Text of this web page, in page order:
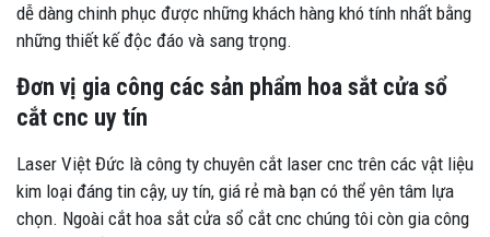
dễ dàng chinh phục được những khách hàng khó tính nhất bằng
những thiết kế độc đáo và sang trọng.
Đơn vị gia công các sản phẩm hoa sắt cửa sổ
cắt cnc uy tín
Laser Việt Đức là công ty chuyên cắt laser cnc trên các vật liệu
kim loại đáng tin cậy, uy tín, giá rẻ mà bạn có thể yên tâm lựa
chọn. Ngoài cắt hoa sắt cửa sổ cắt cnc chúng tôi còn gia công